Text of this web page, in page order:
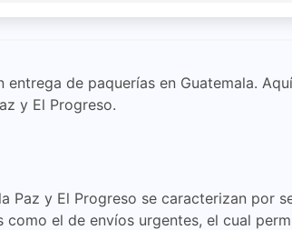
entrega de paquerías en Guatemala.
y El Progreso.
Paz y El Progreso se caracterizan por
el de envíos urgentes, el cual